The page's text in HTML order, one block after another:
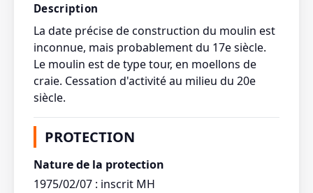
Description
La date précise de construction du moulin est
inconnue, mais probablement du 17e siècle.
Le moulin est de type tour, en moellons de
craie. Cessation d'activité au milieu du 20e
siècle.
PROTECTION
Nature de la protection
1975/02/07 : inscrit MH